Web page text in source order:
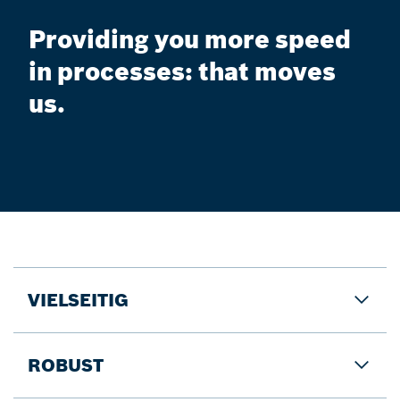
Providing you more speed
in processes: that moves
us.
VIELSEITIG
ROBUST